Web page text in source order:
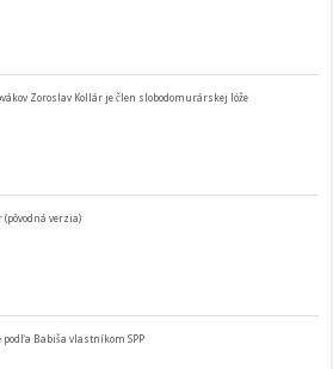
Zoroslav Kollár je člen slobodomurárskej lóže
(pôvodná verzia)
podľa Babiša vlastníkom SPP